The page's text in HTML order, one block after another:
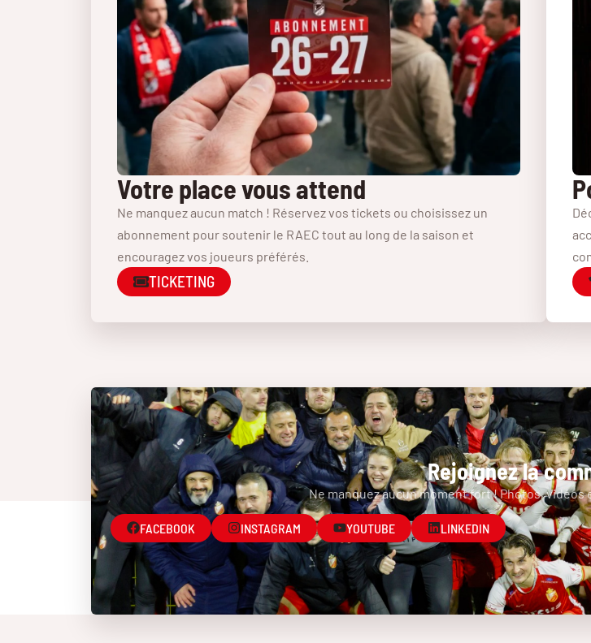
Votre place vous attend
Ne manquez aucun match ! Réservez vos tickets ou choisissez un
abonnement pour soutenir le RAEC tout au long de la saison et
encouragez vos joueurs préférés.
TICKETING
Rejoignez la
Ne manquez aucun moment fort ! Photos,
FACEBOOK INSTAGRAM YOUTUBE LINKEDIN